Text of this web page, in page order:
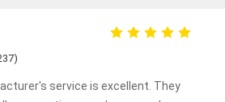
service is excellent. They